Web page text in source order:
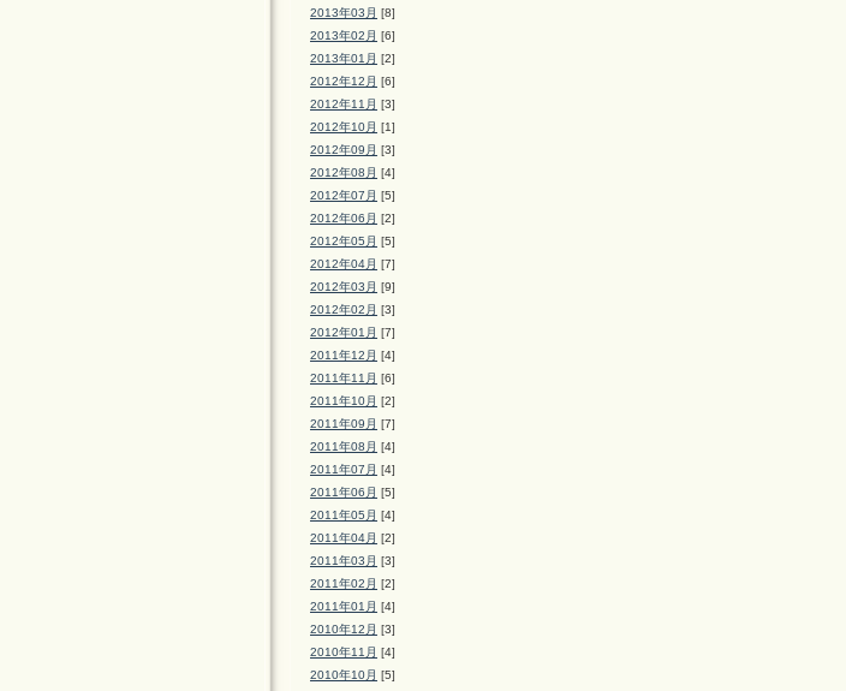
2013年03月 [8]
2013年02月 [6]
2013年01月 [2]
2012年12月 [6]
2012年11月 [3]
2012年10月 [1]
2012年09月 [3]
2012年08月 [4]
2012年07月 [5]
2012年06月 [2]
2012年05月 [5]
2012年04月 [7]
2012年03月 [9]
2012年02月 [3]
2012年01月 [7]
2011年12月 [4]
2011年11月 [6]
2011年10月 [2]
2011年09月 [7]
2011年08月 [4]
2011年07月 [4]
2011年06月 [5]
2011年05月 [4]
2011年04月 [2]
2011年03月 [3]
2011年02月 [2]
2011年01月 [4]
2010年12月 [3]
2010年11月 [4]
2010年10月 [5]